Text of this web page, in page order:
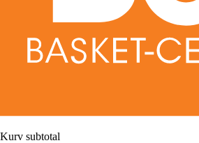
Kurv subtotal